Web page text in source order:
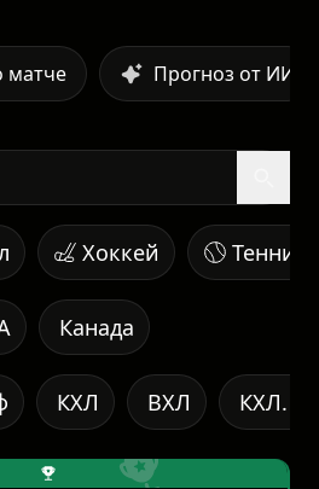
матче Прогноз от ИИ
Хоккей Теннис
Канада
КХЛ ВХЛ КХЛ.